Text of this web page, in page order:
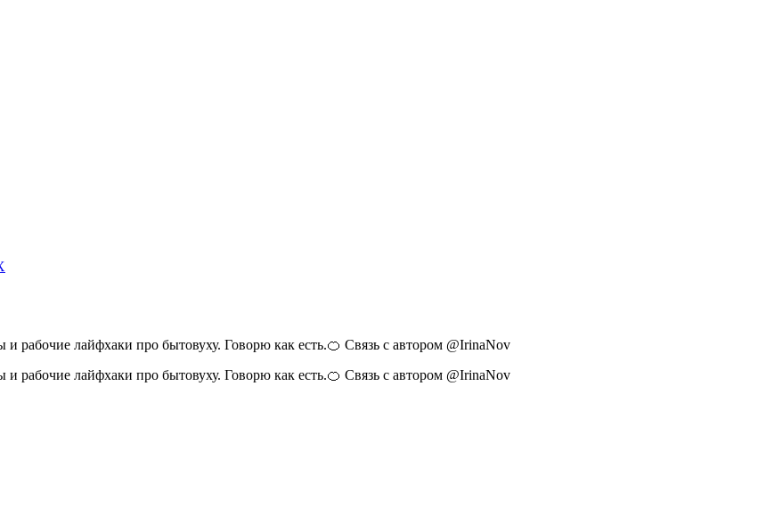
рабочие лайфхаки про бытовуху. Говорю как есть.🍊 Связь с автором @IrinaNov
рабочие лайфхаки про бытовуху. Говорю как есть.🍊 Связь с автором @IrinaNov